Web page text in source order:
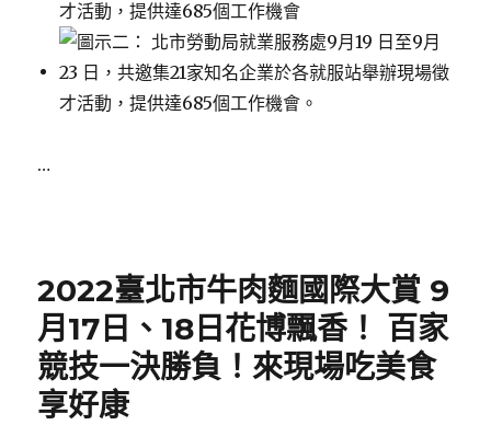
…
2022臺北市牛肉麵國際大賞 9
月17日、18日花博飄香！ 百家
競技一決勝負！來現場吃美食
享好康